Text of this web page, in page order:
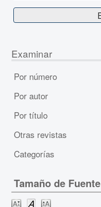
Examinar
Por número
Por autor
Por título
Otras revistas
Categorías
Tamaño de Fuente